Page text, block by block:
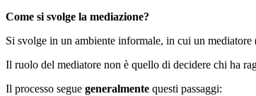
Come si svolge la mediazione?
Si svolge in un ambiente informale, in cui un
Il ruolo del mediatore non è quello di decidere chi ha
Il processo segue generalmente questi passaggi: